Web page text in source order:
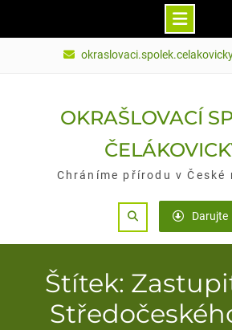
OKRAŠLOVACÍ
Chráníme přírodu v České
Search Darujte
Štítek: